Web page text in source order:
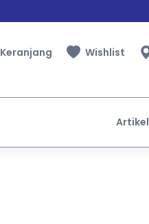
Keranjang Wishlist
Artikel